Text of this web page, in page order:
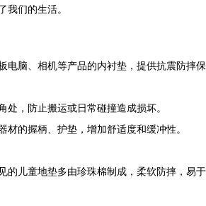
我们的生活。
电脑、相机等产品的内衬垫，提供抗震防摔保
处，防止搬运或日常碰撞造成损坏。
材的握柄、护垫，增加舒适度和缓冲性。
的儿童地垫多由珍珠棉制成，柔软防摔，易于